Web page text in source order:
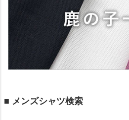
■ メンズシャツ検索